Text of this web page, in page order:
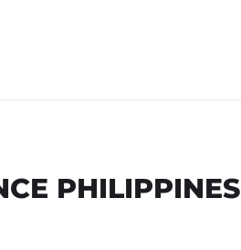
PHILIPPINES